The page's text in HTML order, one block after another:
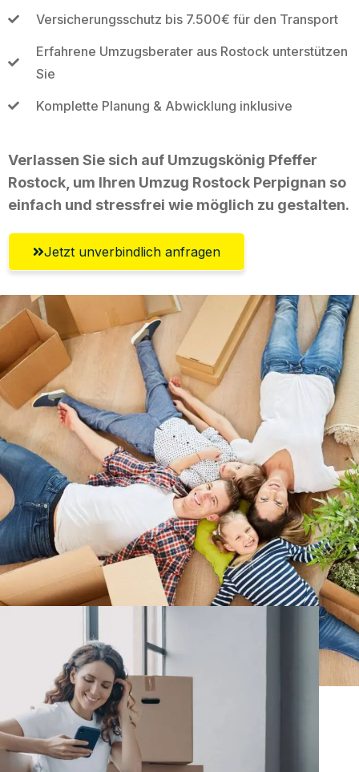
Versicherungsschutz bis 7.500€ für den Transport
Erfahrene Umzugsberater aus Rostock unterstützen
Sie
Komplette Planung & Abwicklung inklusive
Verlassen Sie sich auf Umzugskönig Pfeffer
Rostock, um Ihren Umzug Rostock Perpignan so
einfach und stressfrei wie möglich zu gestalten.
Jetzt unverbindlich anfragen